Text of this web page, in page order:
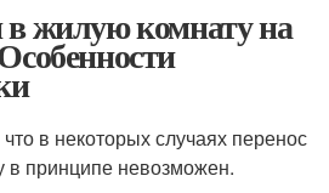
в жилую комнату на
в некоторых случаях перенос
в принципе невозможен.